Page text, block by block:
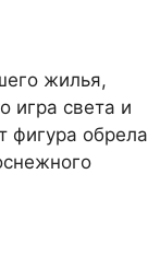
жилья,
игра света и
фигура обрела